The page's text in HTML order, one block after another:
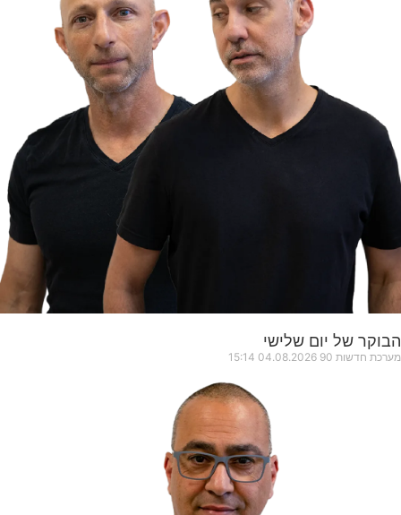
הבוקר של יום שלישי
מערכת חדשות 90 04.08.2026
15:14